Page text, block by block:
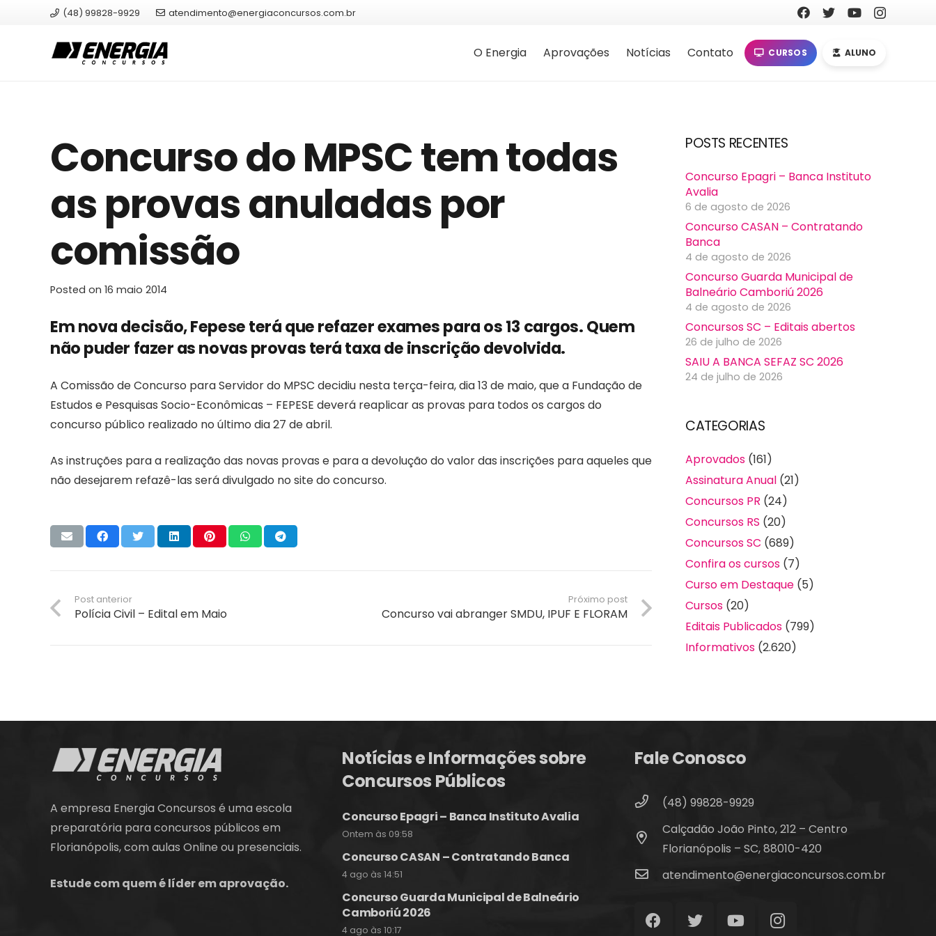
(48) 99828-9929 atendimento@energiaconcursos.com.br
O Energia Aprovações Notícias Contato CURSOS ALUNO
Concurso do MPSC tem todas
as provas anuladas por
comissão
Posted on 16 maio 2014
Em nova decisão, Fepese terá que refazer exames para os 13 cargos. Quem
não puder fazer as novas provas terá taxa de inscrição devolvida.
A Comissão de Concurso para Servidor do MPSC decidiu nesta terça-feira, dia 13 de maio, que a Fundação de
Estudos e Pesquisas Socio-Econômicas – FEPESE deverá reaplicar as provas para todos os cargos do
concurso público realizado no último dia 27 de abril.
As instruções para a realização das novas provas e para a devolução do valor das inscrições para aqueles que
não desejarem refazê-las será divulgado no site do concurso.
Post anterior
Polícia Civil – Edital em Maio
Próximo post
Concurso vai abranger SMDU, IPUF E FLORAM
POSTS RECENTES
Concurso Epagri – Banca Instituto
Avalia
6 de agosto de 2026
Concurso CASAN – Contratando
Banca
4 de agosto de 2026
Concurso Guarda Municipal de
Balneário Camboriú 2026
4 de agosto de 2026
Concursos SC – Editais abertos
26 de julho de 2026
SAIU A BANCA SEFAZ SC 2026
24 de julho de 2026
CATEGORIAS
Aprovados (161)
Assinatura Anual (21)
Concursos PR (24)
Concursos RS (20)
Concursos SC (689)
Confira os cursos (7)
Curso em Destaque (5)
Cursos (20)
Editais Publicados (799)
Informativos (2.620)
A empresa Energia Concursos é uma escola
preparatória para concursos públicos em
Florianópolis, com aulas Online ou presenciais.
Estude com quem é líder em aprovação.
Notícias e Informações sobre
Concursos Públicos
Concurso Epagri – Banca Instituto Avalia
Ontem às 09:58
Concurso CASAN – Contratando Banca
4 ago às 14:51
Concurso Guarda Municipal de Balneário
Camboriú 2026
4 ago às 10:17
Fale Conosco
(48) 99828-9929
Calçadão João Pinto, 212 – Centro
Florianópolis – SC, 88010-420
atendimento@energiaconcursos.com.br